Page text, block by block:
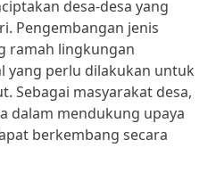
desa-desa yang
Pengembangan jenis
ramah lingkungan
yang perlu dilakukan untuk
Sebagai masyarakat desa,
dalam mendukung upaya
berkembang secara